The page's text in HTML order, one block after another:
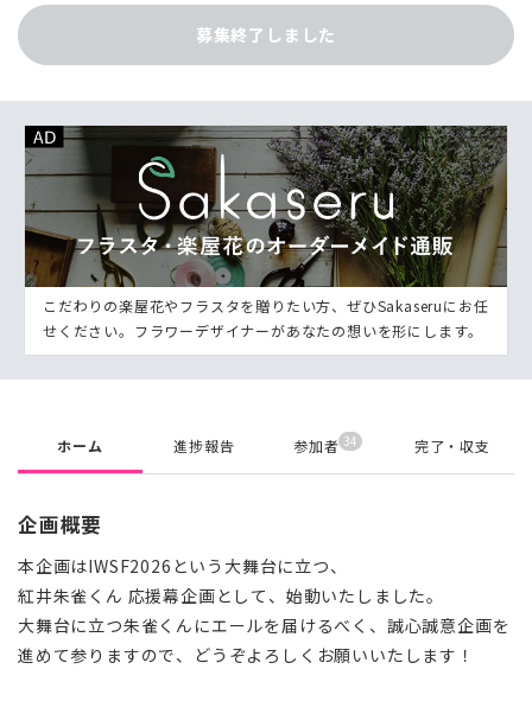
募集終了しました
こだわりの楽屋花やフラスタを贈りたい方、ぜひSakaseruにお任
せください。フラワーデザイナーがあなたの想いを形にします。
ホーム 進捗報告 参加者 34 完了・収支
企画概要
本企画はIWSF2026という大舞台に立つ、
紅井朱雀くん 応援幕企画として、始動いたしました。
大舞台に立つ朱雀くんにエールを届けるべく、誠心誠意企画を
進めて参りますので、どうぞよろしくお願いいたします！